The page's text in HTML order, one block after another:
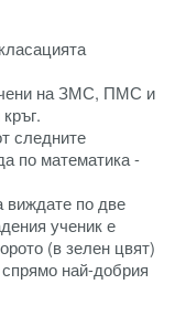
на ЗМС, ПМС и
следните
по математика -
виждате по две
ученик е
(в зелен цвят)
спрямо най-добрия